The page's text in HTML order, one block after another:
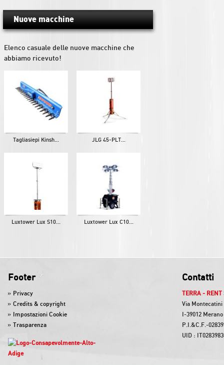
Nuove macchine
Elenco casuale delle nuove macchine che
abbiamo ricevuto!
Tagliasiepi Kinsh... JLG 45-PLT...
Luxtower Lux S10... Luxtower Lux C10...
Footer
Privacy
Credits & copyright
Impostazioni Cookie
Trasparenza
Contatti
TERRA - RENT
Via Montecatini
I-39012
P.I.&C.F.-
UID :